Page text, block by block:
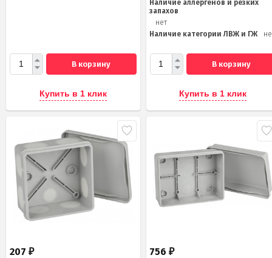
В корзину
Купить в 1 клик
Наличие аллергенов и резких
запахов
нет
Наличие категории ЛВЖ и ГЖ
В корзину
Купить в 1 клик
207 ₽ 756₽